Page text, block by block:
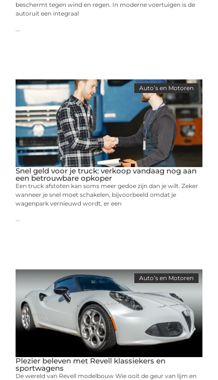
beschermt tegen wind en regen. In moderne voertuigen is de
autoruit een integraal
Auto’s en Motoren
Snel geld voor je truck: verkoop vandaag nog aan
een betrouwbare opkoper
Een truck afstoten kan soms meer gedoe zijn dan je wilt. Zeker
wanneer je snel moet schakelen, bijvoorbeeld omdat je
wagenpark vernieuwd wordt, er een
Auto’s en Motoren
Plezier beleven met Revell klassiekers en
sportwagens
De wereld van Revell modelbouw Wie ooit de geur van lijm en